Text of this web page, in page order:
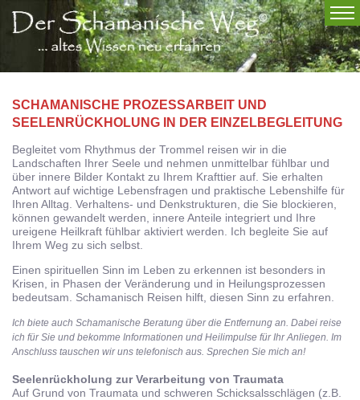
SCHAMANISCHE PROZESSARBEIT UND
SEELENRÜCKHOLUNG IN DER EINZELBEGLEITUNG
Begleitet vom Rhythmus der Trommel reisen wir in die
Landschaften Ihrer Seele und nehmen unmittelbar fühlbar und
über innere Bilder Kontakt zu Ihrem Krafttier auf. Sie erhalten
Antwort auf wichtige Lebensfragen und praktische Lebenshilfe für
Ihren Alltag. Verhaltens- und Denkstrukturen, die Sie blockieren,
können gewandelt werden, innere Anteile integriert und Ihre
ureigene Heilkraft fühlbar aktiviert werden. Ich begleite Sie auf
Ihrem Weg zu sich selbst.
Einen spirituellen Sinn im Leben zu erkennen ist besonders in
Krisen, in Phasen der Veränderung und in Heilungsprozessen
bedeutsam. Schamanisch Reisen hilft, diesen Sinn zu erfahren.
Ich biete auch Schamanische Beratung über die Entfernung an. Dabei reise
ich für Sie und bekomme Informationen und Heilimpulse für Ihr Anliegen. Im
Anschluss tauschen wir uns telefonisch aus. Sprechen Sie mich an!
Seelenrückholung zur Verarbeitung von Traumata
Auf Grund von Traumata und schweren Schicksalsschlägen (z.B.